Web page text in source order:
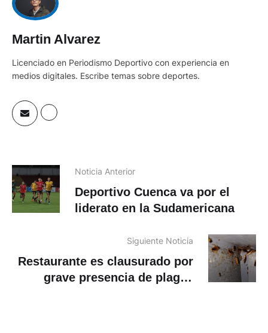
Martin Alvarez
Licenciado en Periodismo Deportivo con experiencia en
medios digitales. Escribe temas sobre deportes.
Noticia Anterior
Deportivo Cuenca va por el
liderato en la Sudamericana
Siguiente Noticia
Restaurante es clausurado por
grave presencia de plagas